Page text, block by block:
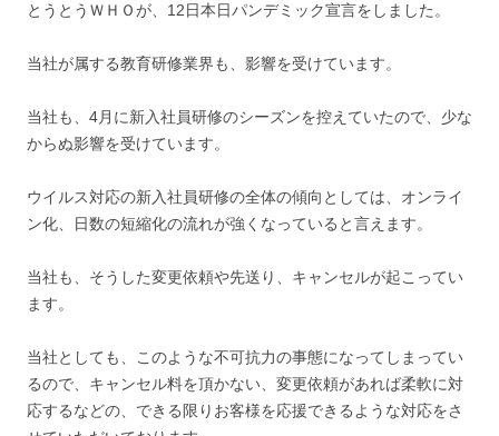
とうとうＷＨＯが、12日本日パンデミック宣言をしました。
当社が属する教育研修業界も、影響を受けています。
当社も、4月に新入社員研修のシーズンを控えていたので、少な
からぬ影響を受けています。
ウイルス対応の新入社員研修の全体の傾向としては、オンライ
ン化、日数の短縮化の流れが強くなっていると言えます。
当社も、そうした変更依頼や先送り、キャンセルが起こってい
ます。
当社としても、このような不可抗力の事態になってしまってい
るので、キャンセル料を頂かない、変更依頼があれば柔軟に対
応するなどの、できる限りお客様を応援できるような対応をさ